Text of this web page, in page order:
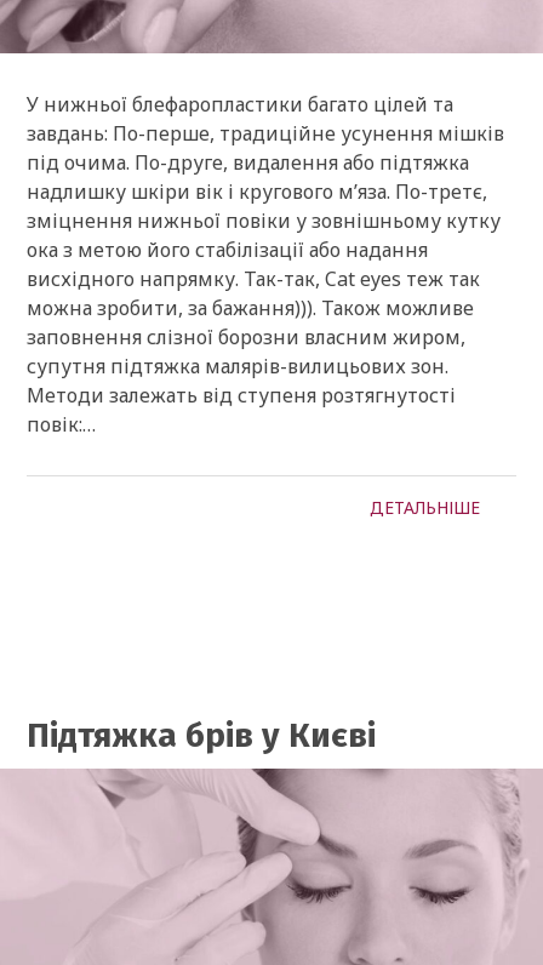
У нижньої блефаропластики багато цілей та
завдань: По-перше, традиційне усунення мішків
під очима. По-друге, видалення або підтяжка
надлишку шкіри вік і кругового м’яза. По-третє,
зміцнення нижньої повіки у зовнішньому кутку
ока з метою його стабілізації або надання
висхідного напрямку. Так-так, Cat eyes теж так
можна зробити, за бажання))). Також можливе
заповнення слізної борозни власним жиром,
супутня підтяжка малярів-вилицьових зон.
Методи залежать від ступеня розтягнутості
повік:…
ДЕТАЛЬНІШЕ
Підтяжка брів у Києві